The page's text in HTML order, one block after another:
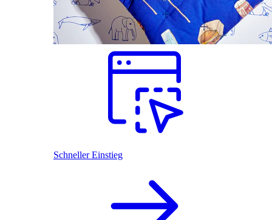
Schneller Einstieg